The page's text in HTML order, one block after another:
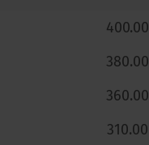
400.00
380.00
360.00
310.00